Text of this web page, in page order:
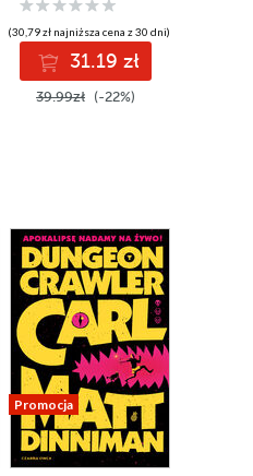
(30,79 zł najniższa cena z 30 dni)
31.19 zł
39.99zł (-22%)
Promocja